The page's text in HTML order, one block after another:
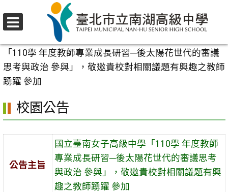
至
內
容
校園公告
「110學 年度教師專業成長研習─後太陽花世代的審議
思考與政治 參與」，敬邀貴校對相關議題有興趣之教師
踴躍 參加
校園公告
公告主旨
國立臺南女子高級中學「110學 年度教師
專業成長研習─後太陽花世代的審議思考
與政治 參與」，敬邀貴校對相關議題有興
趣之教師踴躍 參加
選
單